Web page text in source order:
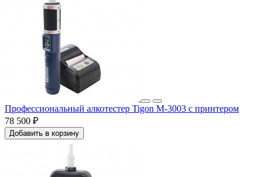
Профессиональный алкотестер Tigon M-3003 с принтером
78 500 ₽
Добавить в корзину